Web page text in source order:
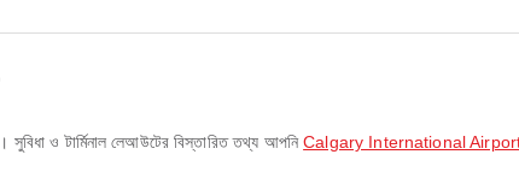
ও টার্মিনাল লেআউটের বিস্তারিত তথ্য আপনিCalgary International